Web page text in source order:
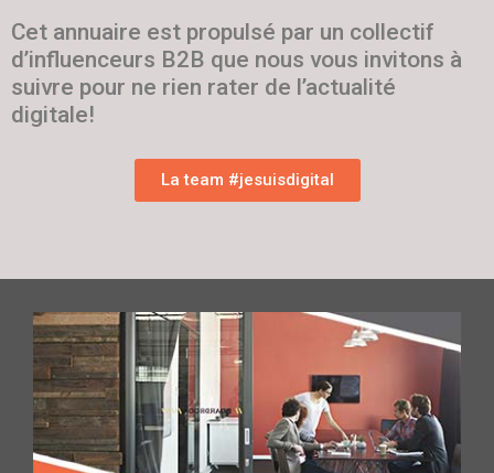
Cet annuaire est propulsé par un collectif
d’influenceurs B2B que nous vous invitons à
suivre pour ne rien rater de l’actualité
digitale!
La team #jesuisdigital